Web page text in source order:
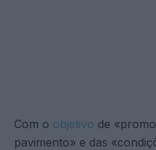
Com o objetivo de
pavimento» e das